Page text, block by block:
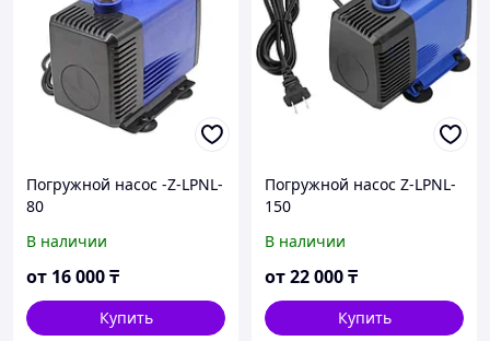
Погружной насос -Z-LPNL-
80
В наличии
от 16 000₸
Купить
Погружной насос Z-LPNL-
150
В наличии
от22 000₸
Купить